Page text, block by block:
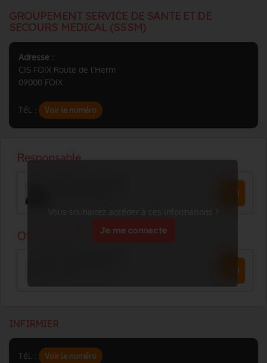
GROUPEMENT SERVICE DE SANTE ET DE
SECOURS MEDICAL (SSSM)
Adresse :
CIS FOIX Route de l'Herm
09000 FOIX
Tél. : Voir le numéro
Vous souhaitez accéder à ces informations ?
Je me connecte
INFIRMIER
Tél. : Voir le numéro